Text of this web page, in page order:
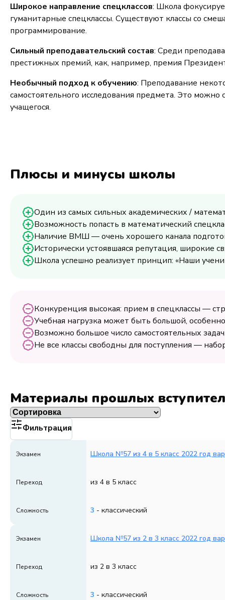
Широкое направление спецклассов: Школа
гуманитарные спецклассы. Существуют классы со
программирование.
Сильный преподавательский состав: Среди
престижных премий, как, например, премия
Необычный подход к обучению: Преподавание
самостоятельного исследования предмета. Это
учащегося.
Плюсы и минусы школы
Один из самых сильных академических /
Возможность попасть в математический
Наличие ВМШ — очень хорошего канала
Исторически устоявшаяся репутация, широкие
Школа успешно реализует принцип: «Наши
Конкуренция высокая: прием в спецклассы —
Учебная нагрузка может быть большой,
Возможно большое число самостоятельных
Не все классы свободны для поступления —
Материалы прошлых
Фильтрация
Экзамен Школа №57 из 4 в 5 класс 2022 год
Переход из 4 в 5 класс
Сложность 3 - классический
Экзамен Школа №57 из 2 в 3 класс 2022 год
Переход из 2 в 3 класс
Сложность 3 - классический